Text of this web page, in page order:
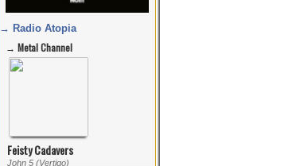
→ Radio Atopia